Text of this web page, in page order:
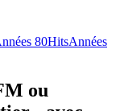
80HitsAnnées
ou